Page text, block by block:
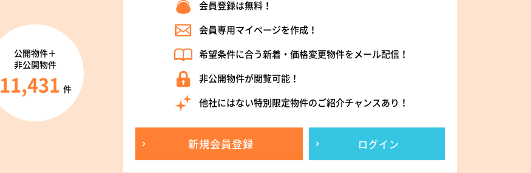
公開物件＋
非公開物件
11,431 件
会員登録は無料！
会員専用マイページを作成！
希望条件に合う新着・価格変更物件をメール配信！
非公開物件が閲覧可能！
他社にはない特別限定物件のご紹介チャンスあり！
新規会員登録 ログイン